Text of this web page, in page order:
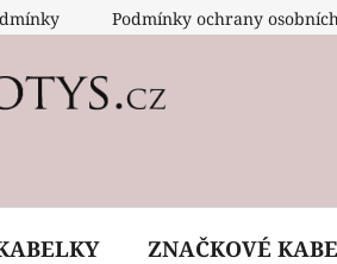
Podmínky ochrany
ZNAČKOVÉ